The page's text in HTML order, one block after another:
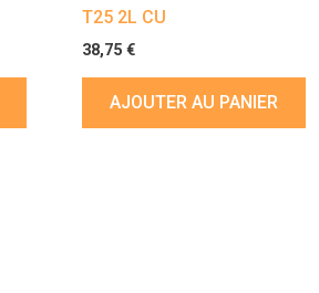
T25 2L CU
38,75 €
AJOUTER AU PANIER